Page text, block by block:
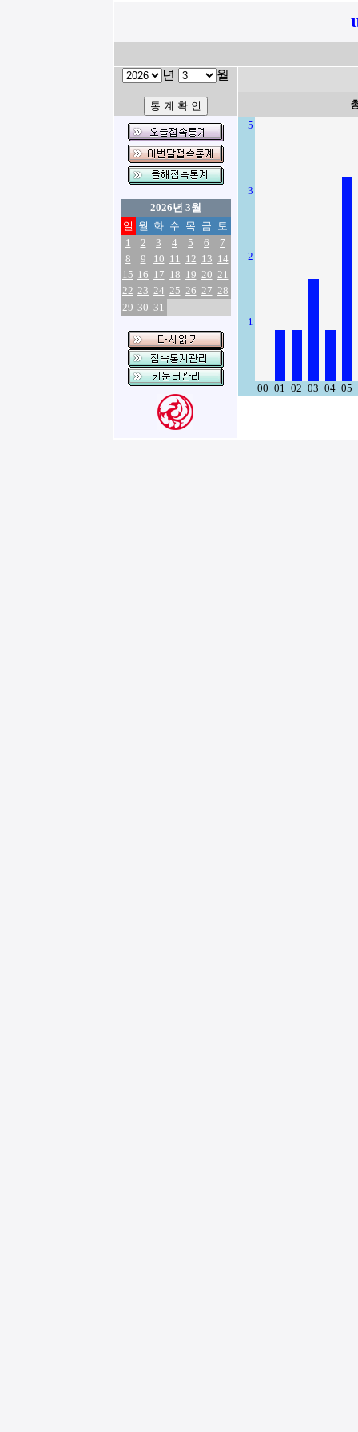
년 월
2026년 3월
일 월 화 수 목 금 토
1
2 3 4 5 6
7
8
9 10 11 12 13 14
15 16 17 18 19 20 21
22 23 24 25 26 27 28
29 30 31
5
3
2
1
00 01 02 03 04 05